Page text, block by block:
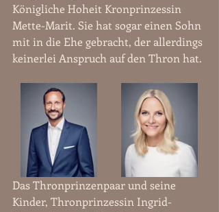
Königliche Hoheit Kronprinzessin
Mette-Marit. Sie hat sogar einen Sohn
mit in die Ehe gebracht, der allerdings
keinerlei Anspruch auf den Thron hat.
Das Thronprinzenpaar und seine
Kinder, Thronprinzessin Ingrid-